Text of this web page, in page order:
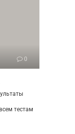
0
тестам